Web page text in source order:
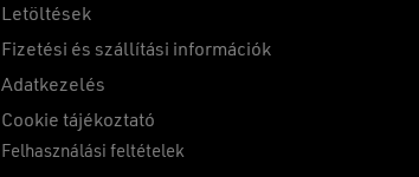
Letöltések
Fizetési és szállítási információk
Adatkezelés
Cookie tájékoztató
Felhasználási feltételek